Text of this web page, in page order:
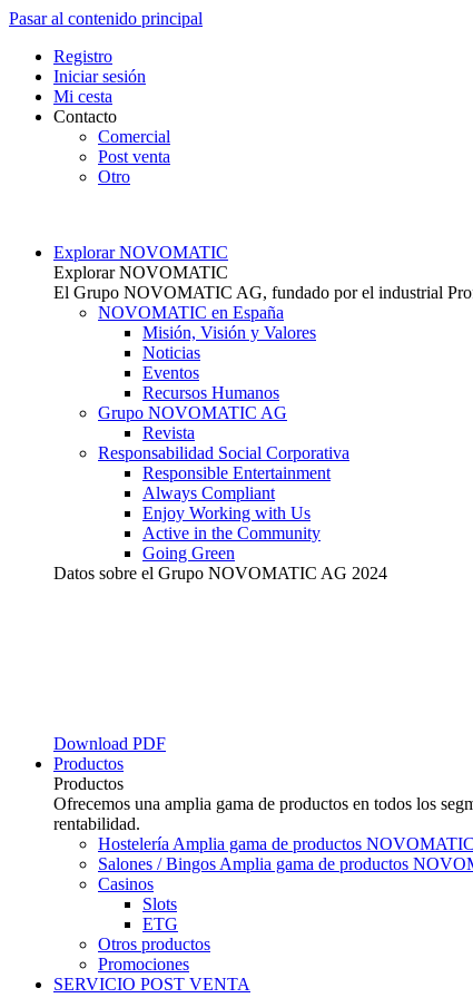
Pasar al contenido principal
Top
Registro
Iniciar sesión
Mi cesta
Contacto
Comercial
Post venta
Otro
Main navigation
Explorar NOVOMATIC
Explorar NOVOMATIC
El Grupo NOVOMATIC AG, fundado por el industrial
NOVOMATIC en España
Misión, Visión y Valores
Noticias
Eventos
Recursos Humanos
Grupo NOVOMATIC AG
Revista
Responsabilidad Social Corporativa
Responsible Entertainment
Always Compliant
Enjoy Working with Us
Active in the Community
Going Green
Datos sobre el Grupo NOVOMATIC AG 2024
Download PDF
Productos
Productos
Ofrecemos una amplia gama de productos en todos los
rentabilidad.
Hostelería Amplia gama de productos
Salones / Bingos Amplia gama de productos
Casinos
Slots
ETG
Otros productos
Promociones
SERVICIO POST VENTA